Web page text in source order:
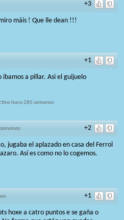
+3
máis ! Que lle dean !!!
+1
ibamos a pillar. Asi el guijuelo
hace 285 semanas
+2
jugaba el aplazado en casa del Ferrol
Así es como no lo cogemos.
+1
hoxe a catro puntos e se gaña o